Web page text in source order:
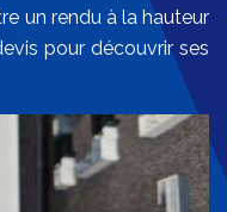
un rendu à la hauteur
pour découvrir ses